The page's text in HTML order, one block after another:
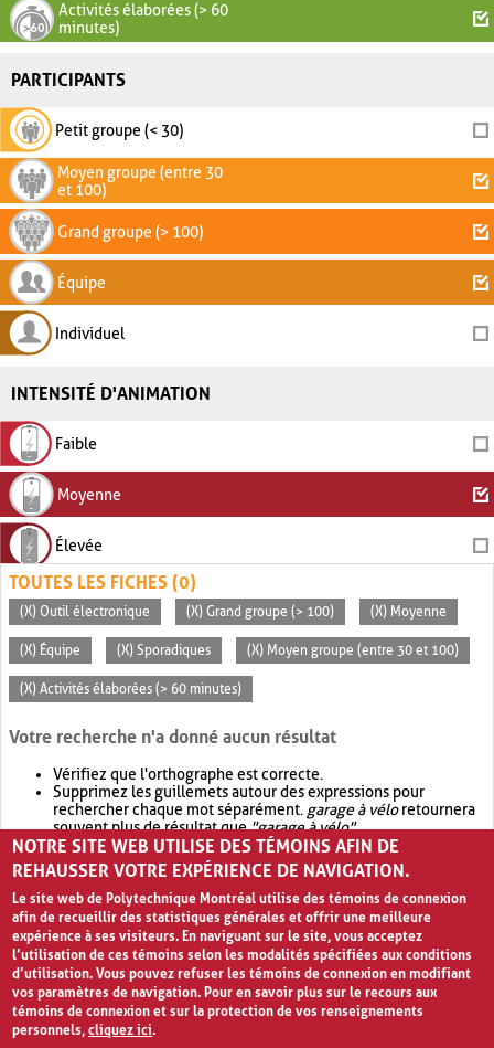
Activités élaborées (> 60
minutes)
PARTICIPANTS
Petit groupe (< 30)
Moyen groupe (entre 30
et 100)
Grand groupe (> 100)
Équipe
Individuel
INTENSITÉ D'ANIMATION
Faible
Moyenne
Élevée
TOUTES LES FICHES (0)
(X) Outil électronique (X) Grand groupe (> 100) (X) Moyenne
(X) Équipe (X) Sporadiques (X) Moyen groupe (entre 30 et 100)
(X) Activités élaborées (> 60 minutes)
Votre recherche n'a donné aucun résultat
Vérifiez que l'orthographe est correcte.
Supprimez les guillemets autour des expressions pour
rechercher chaque mot séparément. garage à véloretournera
souvent plus de résultat que"garage à vélo".
Envisagez d'élargir votre recherche avec OR.garage OR vélo
retournera souvent plus de résultat quegarage à vélo
NOTRE SITE WEB UTILISE DES TÉMOINS AFIN DE
REHAUSSER VOTRE EXPÉRIENCE DE NAVIGATION.
Le site web de Polytechnique Montréal utilise des témoins de connexion
afin de recueillir des statistiques générales et offrir une meilleure
expérience à ses visiteurs. En naviguant sur le site, vous acceptez
l’utilisation de ces témoins selon les modalités spécifiées aux conditions
d’utilisation. Vous pouvez refuser les témoins de connexion en modifiant
vos paramètres de navigation. Pour en savoir plus sur le recours aux
témoins de connexion et sur la protection de vos renseignements
personnels,cliquez ici.